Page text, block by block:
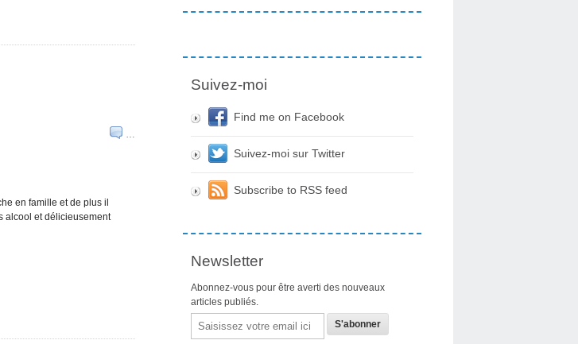
…
en famille et de plus il
alcool et délicieusement
Suivez-moi
Find me on Facebook
Suivez-moi sur Twitter
Subscribe to RSS feed
Newsletter
Abonnez-vous pour être averti des nouveaux
articles publiés.
Email